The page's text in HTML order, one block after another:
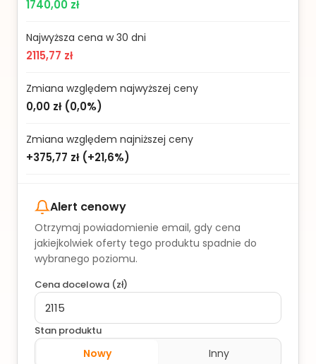
1740,00 zł
Najwyższa cena w 30 dni
2115,77 zł
Zmiana względem najwyższej ceny
0,00 zł(0,0%)
Zmiana względem najniższej ceny
+375,77 zł(+21,6%)
Alert cenowy
Otrzymaj powiadomienie email, gdy cena
jakiejkolwiek oferty tego produktu spadnie do
wybranego poziomu.
Cena docelowa (zł)
Stan produktu
Nowy Inny